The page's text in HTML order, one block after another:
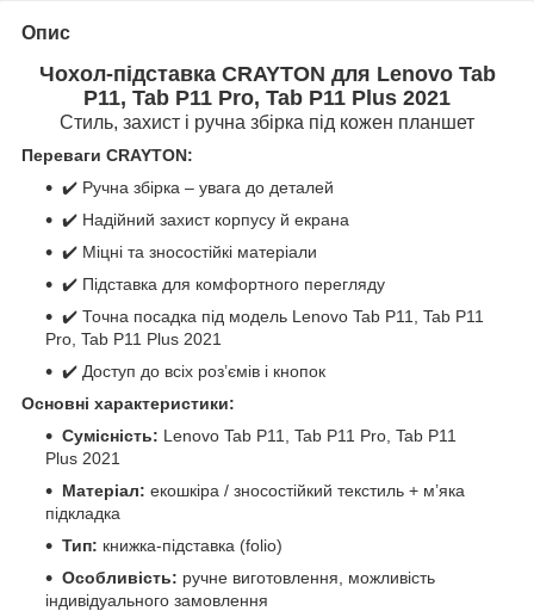
Опис
Чохол-підставка CRAYTON для Lenovo Tab
P11, Tab P11 Pro, Tab P11 Plus 2021
Стиль, захист і ручна збірка під кожен планшет
Переваги CRAYTON:
✔️ Ручна збірка – увага до деталей
✔️ Надійний захист корпусу й екрана
✔️ Міцні та зносостійкі матеріали
✔️ Підставка для комфортного перегляду
✔️ Точна посадка під модель Lenovo Tab P11, Tab P11
Pro, Tab P11 Plus 2021
✔️ Доступ до всіх роз’ємів і кнопок
Основні характеристики:
Сумісність: Lenovo Tab P11, Tab P11 Pro, Tab P11
Plus 2021
Матеріал: екошкіра / зносостійкий текстиль + м’яка
підкладка
Тип: книжка-підставка (folio)
Особливість: ручне виготовлення, можливість
індивідуального замовлення